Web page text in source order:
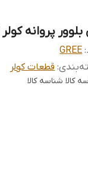
پروانه
GREE
:قطعات کولر
کالا شناسه کالا